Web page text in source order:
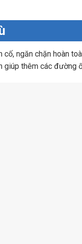
ngăn chặn hoàn
thêm các đường